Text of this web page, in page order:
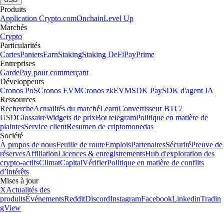
Produits
Application Crypto.comOnchainLevel Up
Marchés
Crypto
Particularités
CartesPaniersEarnStakingStaking DeFiPayPrime
Entreprises
GardePay pour commerçant
Développeurs
Cronos PoSCronos EVMCronos zkEVMSDK PaySDK d'agent IA
Ressources
RechercheActualités du marchéLearnConvertisseur BTC/
USDGlossaireWidgets de prixBot telegramPolitique en matière de
plaintesService clientResumen de criptomonedas
Société
À propos de nousFeuille de routeEmploisPartenairesSécuritéPreuve de
réservesAffiliationLicences & enregistrementsHub d'exploration des
crypto-actifsClimatCapitalVérifierPolitique en matière de conflits
d’intérêts
Mises à jour
XActualités des
produitsÉvénementsRedditDiscordInstagramFacebookLinkedinTradin
gView